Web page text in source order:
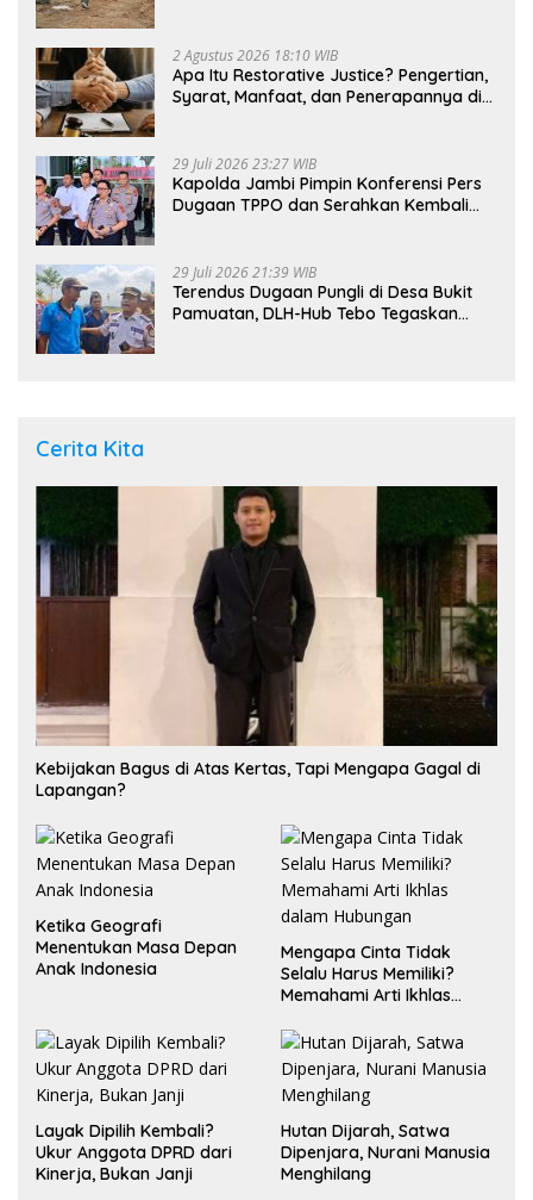
2 Agustus 2026 18:10 WIB
Apa Itu Restorative Justice? Pengertian,
Syarat, Manfaat, dan Penerapannya di
29 Juli 2026 23:27 WIB
Kapolda Jambi Pimpin Konferensi Pers
Dugaan TPPO dan Serahkan Kembali
29 Juli 2026 21:39 WIB
Terendus Dugaan Pungli di Desa Bukit
Pamuatan, DLH-Hub Tebo Tegaskan
Cerita Kita
Kebijakan Bagus di Atas Kertas, Tapi Mengapa Gagal di
Lapangan?
Ketika Geografi
Menentukan Masa Depan
Anak Indonesia
Mengapa Cinta Tidak
Selalu Harus Memiliki?
Memahami Arti Ikhlas
Layak Dipilih Kembali?
Ukur Anggota DPRD dari
Kinerja, Bukan Janji
Hutan Dijarah, Satwa
Dipenjara, Nurani Manusia
Menghilang